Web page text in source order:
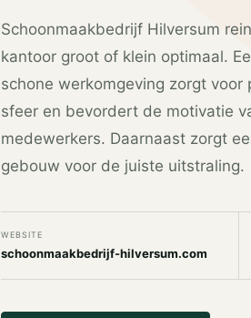
Schoonmaakbedrijf Hilversum
kantoor groot of klein optimaal.
schone werkomgeving zorgt voor
sfeer en bevordert de motivatie
medewerkers. Daarnaast zorgt
gebouw voor de juiste uitstraling.
WEBSITE
schoonmaakbedrijf-hilversum.com